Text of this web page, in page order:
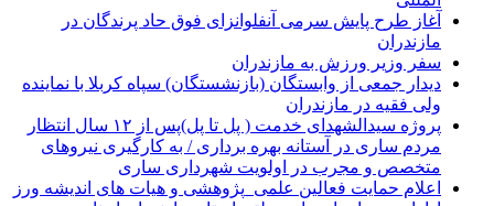
آغاز طرح پایش سرمی آنفلوانزای فوق حاد پرندگان در
مازندران
سفر وزیر ورزش به مازندران
دیدار جمعی از وابستگان (بازنشستگان) سپاه کربلا با نماینده
ولی فقیه در مازندران
پروژه سیدالشهدای خدمت ( پل تا پل)پس از ۱۲ سال انتظار
مردم ساری در آستانه بهره برداری / به کارگیری نیروهای
متخصص و مجرب در اولویت شهرداری ساری
اعلام حمایت فعالین علمی_پژوهشی و هیات های اندیشه ورز